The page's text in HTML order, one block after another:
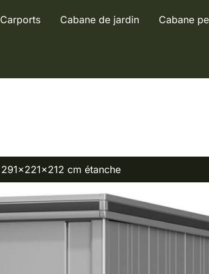
Carports Cabane de jardin Cabane
cm étanche